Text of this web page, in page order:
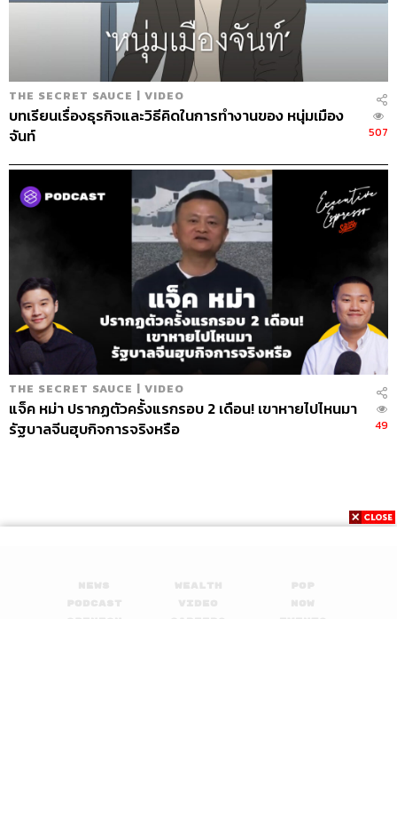
296
THE STANDARD PODCAST
ทีมงาน THE STANDARD PODCAST
THE SECRET SAUCE | VIDEO
บทเรียนเรื่องธุรกิจและวิธีคิดในการทำงานของ หนุ่มเมือง
จันท์
507
THE SECRET SAUCE | VIDEO
แจ็ค หม่า ปรากฏตัวครั้งแรกรอบ 2 เดือน! เขาหายไปไหนมา
รัฐบาลจีนฮุบกิจการจริงหรือ
49
Opinion
Careers
Events